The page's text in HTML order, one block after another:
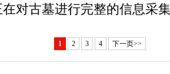
对古墓进行完整的信息采
1 2 3 4 下一页>>